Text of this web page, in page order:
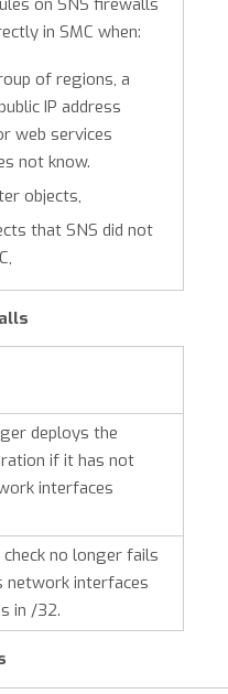
in SMC when:
of regions, a
IP address
web services
not know.
objects,
that SNS did not
,
deploys the
if it has not
interfaces
no longer fails
network interfaces
in /32.